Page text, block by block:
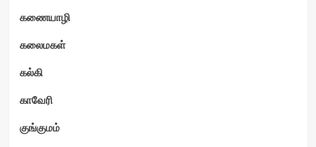
கணையாழி
கலைமகள்
கல்கி
காவேரி
குங்குமம்